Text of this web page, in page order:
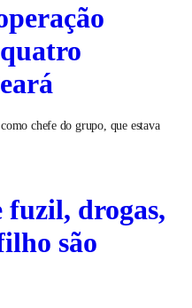
chefe do grupo, que estava
fuzil, drogas,
são